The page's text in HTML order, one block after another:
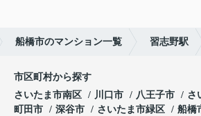
船橋市のマンション一覧 習志野駅
市区町村から探す
さいたま市南区
川口市 八王子市
さ
町田市
深谷市 さいたま市緑区 船橋